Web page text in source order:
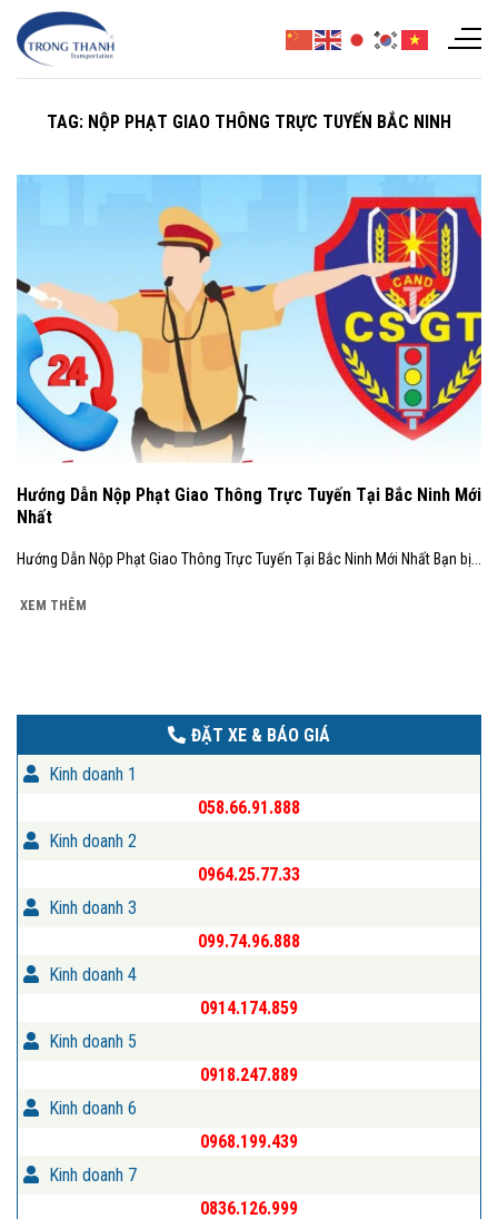
Chuyển
đến
TAG: NỘP PHẠT GIAO THÔNG TRỰC TUYẾN BẮC NINH
Hướng Dẫn Nộp Phạt Giao Thông Trực Tuyến Tại Bắc Ninh Mới
Nhất
Hướng Dẫn Nộp Phạt Giao Thông Trực Tuyến Tại Bắc Ninh Mới Nhất Bạn bị...
XEM THÊM
ĐẶT XE & BÁO GIÁ
Kinh doanh 1
058.66.91.888
Kinh doanh 2
0964.25.77.33
Kinh doanh 3
099.74.96.888
Kinh doanh 4
0914.174.859
Kinh doanh 5
0918.247.889
Kinh doanh 6
0968.199.439
Kinh doanh 7
0836.126.999